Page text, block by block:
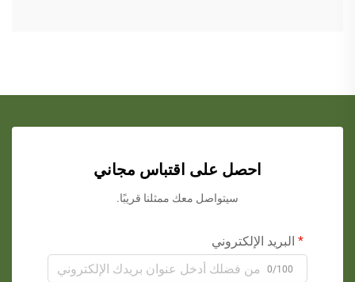
احصل على اقتباس مجاني
سيتواصل معك ممثلنا قريبًا.
البريد الإلكتروني
0/100